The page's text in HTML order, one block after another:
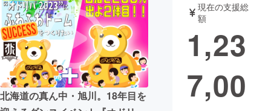
テクノロジー・ガジェット
映像・映画 書籍・雑誌
ビジネス・起業 チャレンジ
北海道の真ん中・旭川。18年目を
現在の支援総
額
1,23
7,00